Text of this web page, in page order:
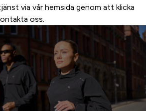
via vår hemsida genom att klicka
oss.